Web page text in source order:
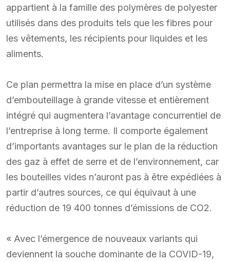
appartient à la famille des polymères de polyester
utilisés dans des produits tels que les fibres pour
les vêtements, les récipients pour liquides et les
aliments.
Ce plan permettra la mise en place d’un système
d’embouteillage à grande vitesse et entièrement
intégré qui augmentera l’avantage concurrentiel de
l’entreprise à long terme. Il comporte également
d’importants avantages sur le plan de la réduction
des gaz à effet de serre et de l’environnement, car
les bouteilles vides n’auront pas à être expédiées à
partir d’autres sources, ce qui équivaut à une
réduction de 19 400 tonnes d’émissions de CO2.
« Avec l’émergence de nouveaux variants qui
deviennent la souche dominante de la COVID-19,